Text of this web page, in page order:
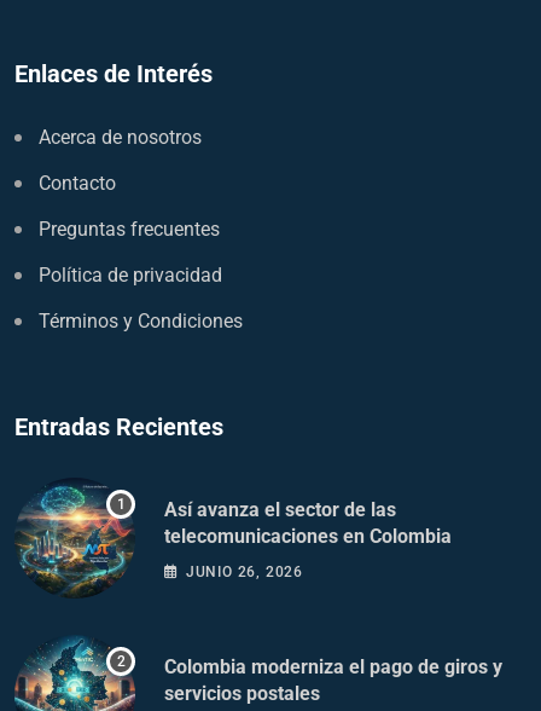
Enlaces de Interés
Acerca de nosotros
Contacto
Preguntas frecuentes
Política de privacidad
Términos y Condiciones
Entradas Recientes
Así avanza el sector de las
telecomunicaciones en Colombia
JUNIO 26, 2026
Colombia moderniza el pago de giros y
servicios postales